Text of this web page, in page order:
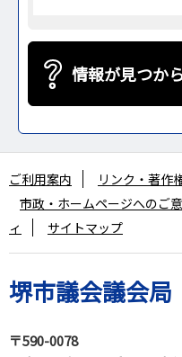
情報が見つか
堺市議会議会局
〒590-0078
ご利用案内 リンク・著作
市政・ホームページへのご
ィ
サイトマップ